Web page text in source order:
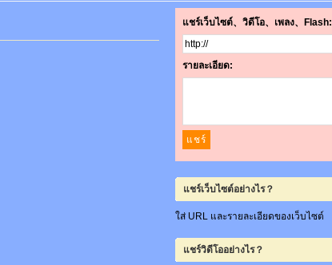
แชร์เว็บไซต์、วิดีโอ、เพลง、Flash:
รายละเอียด:
แชร์เว็บไซต์อย่างไร？
ใส่ URL และรายละเอียดของเว็บไซต์
แชร์วิดีโออย่างไร？